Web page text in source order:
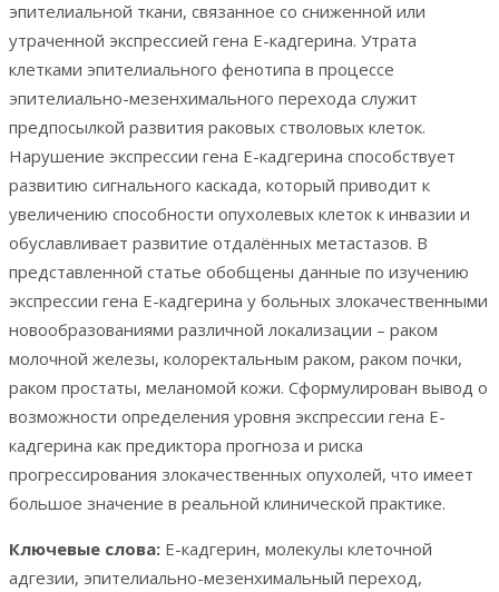
эпителиальной ткани, связанное со сниженной или
утраченной экспрессией гена Е-кадгерина. Утрата
клетками эпителиального фенотипа в процессе
эпителиально-мезенхимального перехода служит
предпосылкой развития раковых стволовых клеток.
Нарушение экспрессии гена Е-кадгерина способствует
развитию сигнального каскада, который приводит к
увеличению способности опухолевых клеток к инвазии и
обуславливает развитие отдалённых метастазов. В
представленной статье обобщены данные по изучению
экспрессии гена Е-кадгерина у больных злокачественными
новообразованиями различной локализации – раком
молочной железы, колоректальным раком, раком почки,
раком простаты, меланомой кожи. Сформулирован вывод о
возможности определения уровня экспрессии гена Е-
кадгерина как предиктора прогноза и риска
прогрессирования злокачественных опухолей, что имеет
большое значение в реальной клинической практике.
Ключевые слова: Е-кадгерин, молекулы клеточной
адгезии, эпителиально-мезенхимальный переход,